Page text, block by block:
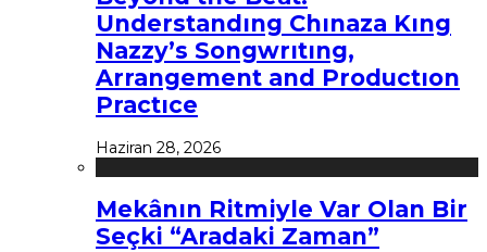
Understandıng Chınaza Kıng
Nazzy’s Songwrıtıng,
Arrangement and Productıon
Practıce
Haziran 28, 2026
Mekânın Ritmiyle Var Olan Bir
Seçki “Aradaki Zaman”